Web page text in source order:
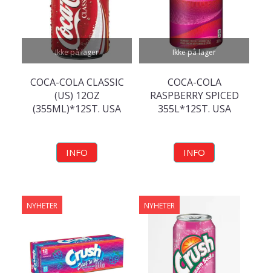
Ikke på lager
COCA-COLA CLASSIC
(US) 12OZ
(355ML)*12ST. USA
INFO
Ikke på lager
COCA-COLA
RASPBERRY SPICED
355L*12ST. USA
INFO
NYHETER NYHETER